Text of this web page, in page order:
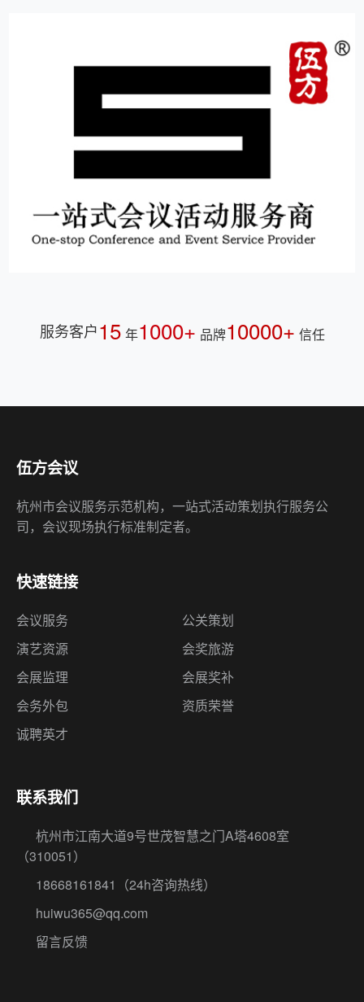
服务客户15 年1000+ 品牌10000+ 信任
伍方会议
杭州市会议服务示范机构，一站式活动策划执行服务公
司，会议现场执行标准制定者。
快速链接
会议服务
公关策划
演艺资源
会奖旅游
会展监理
会展奖补
会务外包
资质荣誉
诚聘英才
联系我们
杭州市江南大道9号世茂智慧之门A塔4608室
（310051）
18668161841
（24h咨询热线）
huiwu365@qq.com
留言反馈